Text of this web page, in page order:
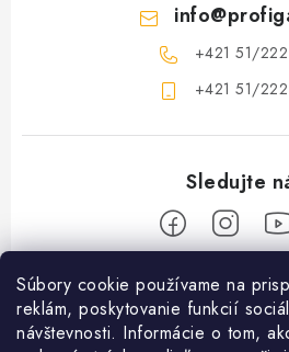
Súbory cookie používame na
reklám, poskytovanie funkcií
návštevnosti. Informácie o tom,
info@
+421 51/
+421 51/
Nakupovanie